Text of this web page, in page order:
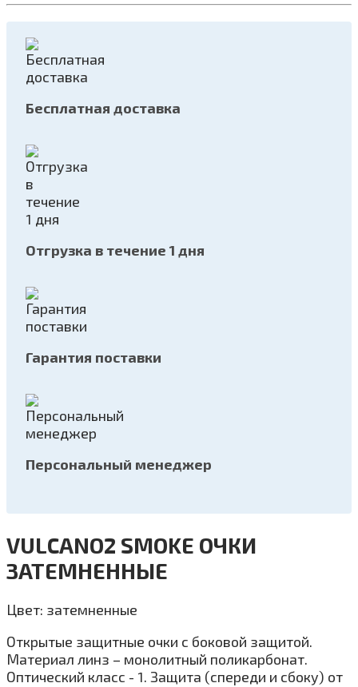
Бесплатная доставка
Отгрузка в течение 1 дня
Гарантия поставки
Персональный менеджер
VULCANO2 SMOKE ОЧКИ
ЗАТЕМНЕННЫЕ
Цвет: затемненные
Открытые защитные очки с боковой защитой.
Материал линз – монолитный поликарбонат.
Оптический класс - 1. Защита (спереди и сбоку) от